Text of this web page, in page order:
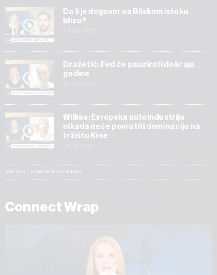
Da li je dogovor na Bliskom istoku
blizu?
Dražetić: Fed će pauzirati do kraja
godine
Wilkes: Evropska autoindustrija
nikada neće povratiti dominaciju na
tržištu Kine
SVE VESTI IZ RUBRIKE CONNECT
Connect Wrap